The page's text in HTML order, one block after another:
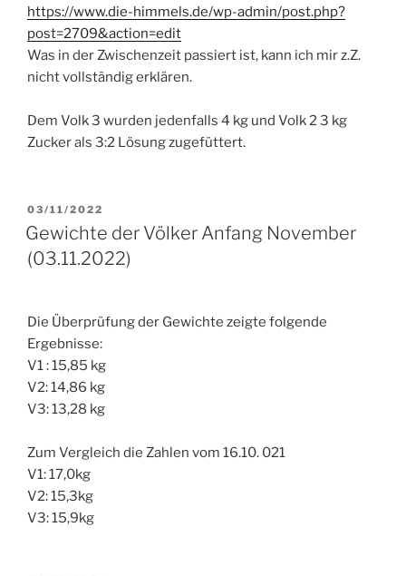
https://www.die-himmels.de/wp-admin/post.php?
post=2709&action=edit
Was in der Zwischenzeit passiert ist, kann ich mir z.Z.
nicht vollständig erklären.
Dem Volk 3 wurden jedenfalls 4 kg und Volk 2 3 kg
Zucker als 3:2 Lösung zugefüttert.
VERÖFFENTLICHT
AM
03/11/2022
Gewichte der Völker Anfang November
(03.11.2022)
Die Überprüfung der Gewichte zeigte folgende
Ergebnisse:
V1 : 15,85 kg
V2: 14,86 kg
V3: 13,28 kg
Zum Vergleich die Zahlen vom 16.10. 021
V1: 17,0kg
V2: 15,3kg
V3: 15,9kg